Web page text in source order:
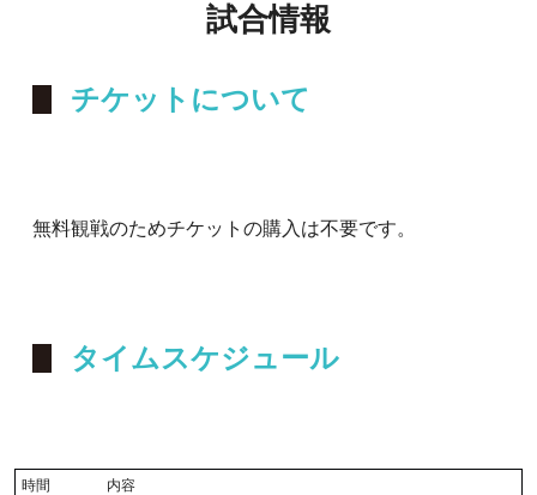
試合情報
チケットについて
無料観戦のためチケットの購入は不要です。
タイムスケジュール
時間
内容